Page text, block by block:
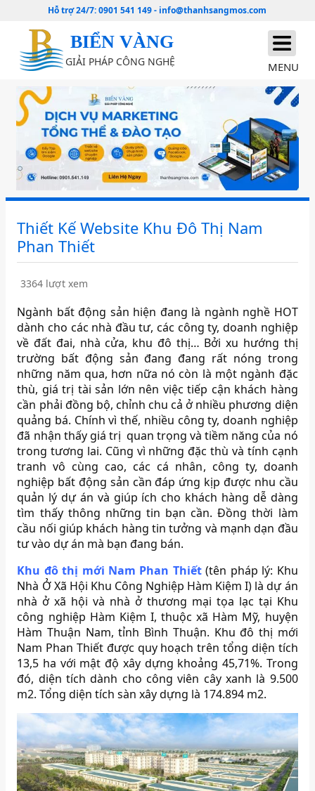
Hỗ trợ 24/7:0901 541 149- info@thanhsangmos.com
BIỂN VÀNG
GIẢI PHÁP CÔNG NGHỆ MENU
Thiết Kế Website Khu Đô Thị Nam
Phan Thiết
3364 lượt xem
Ngành bất động sản hiện đang là ngành nghề HOT
dành cho các nhà đầu tư, các công ty, doanh nghiệp
về đất đai, nhà cửa, khu đô thị… Bởi xu hướng thị
trường bất động sản đang đang rất nóng trong
những năm qua, hơn nữa nó còn là một ngành đặc
thù, giá trị tài sản lớn nên việc tiếp cận khách hàng
cần phải đồng bộ, chỉnh chu cả ở nhiều phương diện
quảng bá. Chính vì thế, nhiều công ty, doanh nghiệp
đã nhận thấy giá trị quan trọng và tiềm năng của nó
trong tương lai. Cũng vì những đặc thù và tính cạnh
tranh vô cùng cao, các cá nhân, công ty, doanh
nghiệp bất động sản cần đáp ứng kịp được nhu cầu
quản lý dự án và giúp ích cho khách hàng dễ dàng
tìm thấy thông những tin bạn cần. Đồng thời làm
cầu nối giúp khách hàng tin tưởng và mạnh dạn đầu
tư vào dự án mà bạn đang bán.
Khu đô thị mới Nam Phan Thiết(tên pháp lý: Khu
Nhà Ở Xã Hội Khu Công Nghiệp Hàm Kiệm I) là dự án
nhà ở xã hội và nhà ở thương mại tọa lạc tại Khu
công nghiệp Hàm Kiệm I, thuộc xã Hàm Mỹ, huyện
Hàm Thuận Nam, tỉnh Bình Thuận. Khu đô thị mới
Nam Phan Thiết được quy hoạch trên tổng diện tích
13,5 ha với mật độ xây dựng khoảng 45,71%. Trong
đó, diện tích dành cho công viên cây xanh là 9.500
m2. Tổng diện tích sàn xây dựng là 174.894 m2.